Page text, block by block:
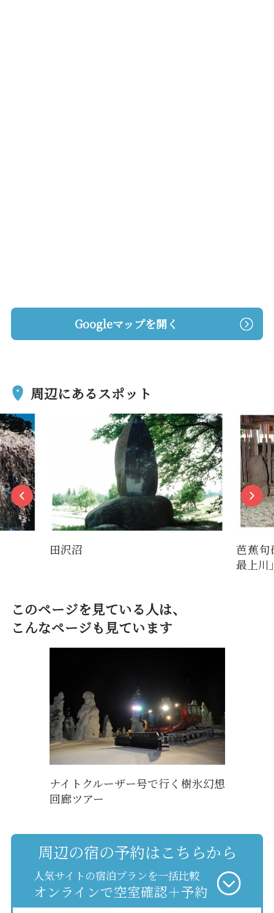
Googleマップを開く
周辺にあるスポット
田沢沼
芭蕉
最上川
このページを見ている人は、
こんなページも見ています
ナイトクルーザー号で行く樹氷幻想
回廊ツアー
周辺の宿の予約はこちらから
人気サイトの宿泊プランを一括比較
オンラインで空室確認＋予約